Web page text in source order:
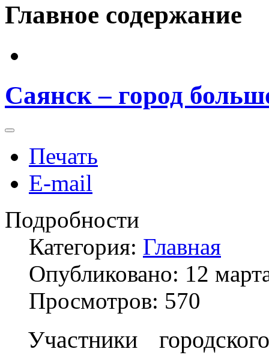
Главное содержание
Саянск – город
Печать
E-mail
Подробности
Категория: Главная
Опубликовано: 12
Просмотров: 570
Участники